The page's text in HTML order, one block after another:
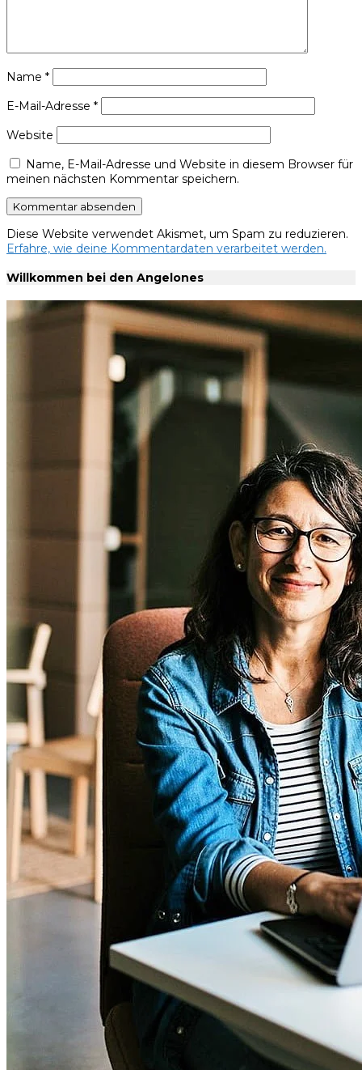
Name *
E-Mail-Adresse *
Website
Name, E-Mail-Adresse und Website in diesem Browser für
meinen nächsten Kommentar speichern.
Diese Website verwendet Akismet, um Spam zu reduzieren.
Erfahre, wie deine Kommentardaten verarbeitet werden.
Willkommen bei den Angelones